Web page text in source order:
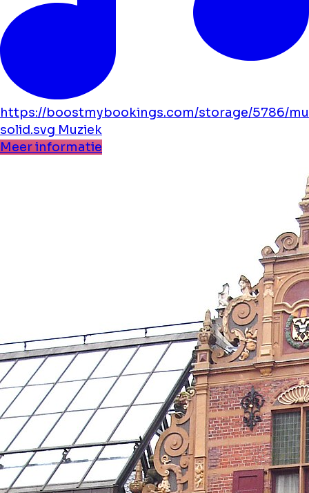
https://boostmybookings.com/storage/5786/
solid.svg Muziek
Meer informatie